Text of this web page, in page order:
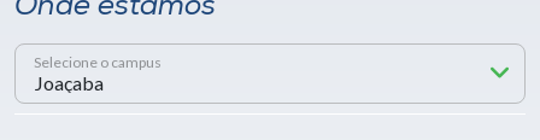
Onde estamos
Selecione o campus